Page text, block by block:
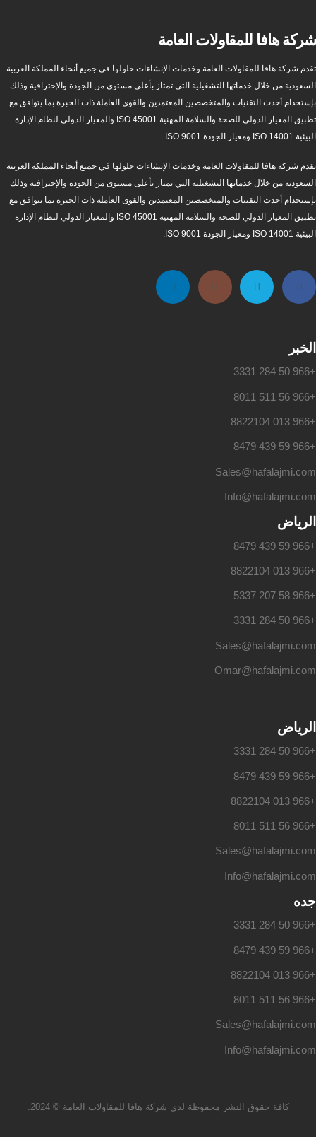
شركة هافا للمقاولات العامة
تقدم شركة هافا للمقاولات العامة وخدمات الإنشاءات حلولها في جميع أنحاء المملكة العربية
السعودية من خلال خدماتها التشغيلية التي تمتاز بأعلى مستوى من الجودة والإحترافية وذلك
بإستخدام أحدث التقنيات والمتخصصين المعتمدين والقوى العاملة ذات الخبرة بما يتوافق مع
تطبيق المعيار الدولي للصحة والسلامة المهنية ISO 45001 والمعيار الدولي لنظام الإدارة
البيئية ISO 14001 ومعيار الجودة ISO 9001.
تقدم شركة هافا للمقاولات العامة وخدمات الإنشاءات حلولها في جميع أنحاء المملكة العربية
السعودية من خلال خدماتها التشغيلية التي تمتاز بأعلى مستوى من الجودة والإحترافية وذلك
بإستخدام أحدث التقنيات والمتخصصين المعتمدين والقوى العاملة ذات الخبرة بما يتوافق مع
تطبيق المعيار الدولي للصحة والسلامة المهنية ISO 45001 والمعيار الدولي لنظام الإدارة
البيئية ISO 14001 ومعيار الجودة ISO 9001.
الخبر
+966 50 284 3331
+966 56 511 8011
+966 013 8822104
+966 59 439 8479
Sales@hafalajmi.com
Info@hafalajmi.com
الرياض
+966 59 439 8479
+966 013 8822104
+966 58 207 5337
+966 50 284 3331
Sales@hafalajmi.com
Omar@hafalajmi.com
الرياض
+966 50 284 3331
+966 59 439 8479
+966 013 8822104
+966 56 511 8011
Sales@hafalajmi.com
Info@hafalajmi.com
جده
+966 50 284 3331
+966 59 439 8479
+966 013 8822104
+966 56 511 8011
Sales@hafalajmi.com
Info@hafalajmi.com
كافة حقوق النشر محفوظة لدي شركة هافا للمقاولات العامة © 2024.